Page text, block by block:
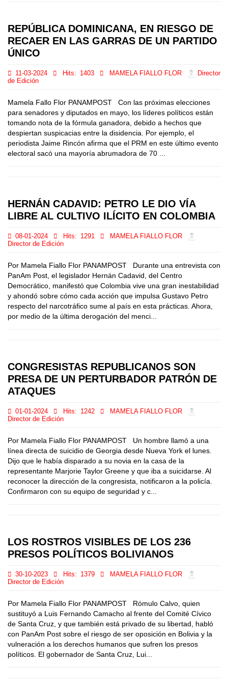
REPÚBLICA DOMINICANA, EN RIESGO DE
RECAER EN LAS GARRAS DE UN PARTIDO
ÚNICO
11-03-2024 Hits: 1403 MAMELA FIALLO FLOR
Director
de Edición
Mamela Fallo Flor PANAMPOST Con las próximas elecciones
para senadores y diputados en mayo, los líderes políticos están
tomando nota de la fórmula ganadora, debido a hechos que
despiertan suspicacias entre la disidencia. Por ejemplo, el
periodista Jaime Rincón afirma que el PRM en este último evento
electoral sacó una mayoría abrumadora de 70 ...
HERNÁN CADAVID: PETRO LE DIO VÍA
LIBRE AL CULTIVO ILÍCITO EN COLOMBIA
08-01-2024 Hits: 1291
MAMELA FIALLO FLOR
Director de Edición
Por Mamela Fiallo Flor PANAMPOST Durante una entrevista con
PanAm Post, el legislador Hernán Cadavid, del Centro
Democrático, manifestó que Colombia vive una gran inestabilidad
y ahondó sobre cómo cada acción que impulsa Gustavo Petro
respecto del narcotráfico sume al país en esta prácticas. Ahora,
por medio de la última derogación del menci...
CONGRESISTAS REPUBLICANOS SON
PRESA DE UN PERTURBADOR PATRÓN DE
ATAQUES
01-01-2024 Hits: 1242
MAMELA FIALLO FLOR
Director de Edición
Por Mamela Fiallo Flor PANAMPOST Un hombre llamó a una
línea directa de suicidio de Georgia desde Nueva York el lunes.
Dijo que le había disparado a su novia en la casa de la
representante Marjorie Taylor Greene y que iba a suicidarse. Al
reconocer la dirección de la congresista, notificaron a la policía.
Confirmaron con su equipo de seguridad y c...
LOS ROSTROS VISIBLES DE LOS 236
PRESOS POLÍTICOS BOLIVIANOS
30-10-2023 Hits: 1379
MAMELA FIALLO FLOR
Director de Edición
Por Mamela Fiallo Flor PANAMPOST Rómulo Calvo, quien
sustituyó a Luis Fernando Camacho al frente del Comité Cívico
de Santa Cruz, y que también está privado de su libertad, habló
con PanAm Post sobre el riesgo de ser oposición en Bolivia y la
vulneración a los derechos humanos que sufren los presos
políticos. El gobernador de Santa Cruz, Lui...